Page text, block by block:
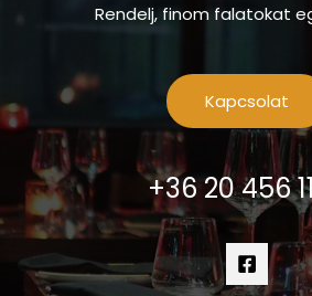
Rendelj, finom falatokat
Kapcsolat
+36 20 456